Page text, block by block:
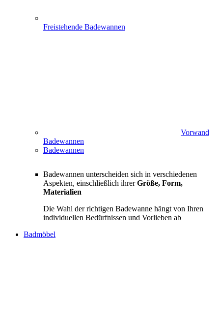
Freistehende Badewannen
Vorwand
Badewannen
Badewannen
Badewannen unterscheiden sich in verschiedenen
Aspekten, einschließlich ihrerGröße, Form,
Materialien
Die Wahl der richtigen Badewanne hängt von Ihren
individuellen Bedürfnissen und Vorlieben ab
Badmöbel